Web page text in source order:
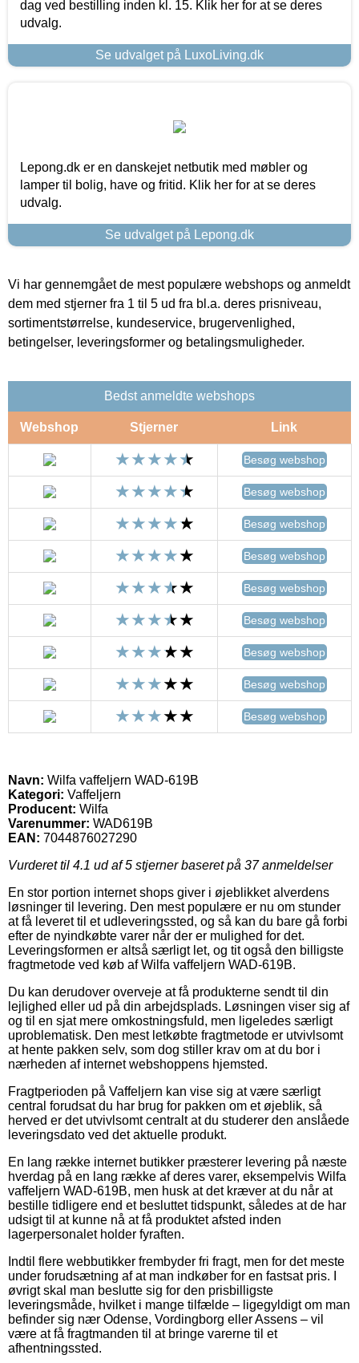
dag ved bestilling inden kl. 15. Klik her for at se deres
udvalg.
Se udvalget på LuxoLiving.dk
Lepong.dk er en danskejet netbutik med møbler og
lamper til bolig, have og fritid. Klik her for at se deres
udvalg.
Se udvalget på Lepong.dk
Vi har gennemgået de mest populære webshops og anmeldt
dem med stjerner fra 1 til 5 ud fra bl.a. deres prisniveau,
sortimentstørrelse, kundeservice, brugervenlighed,
betingelser, leveringsformer og betalingsmuligheder.
Bedst anmeldte webshops
Webshop Stjerner Link
Besøg webshop
Besøg webshop
Besøg webshop
Besøg webshop
Besøg webshop
Besøg webshop
Besøg webshop
Besøg webshop
Besøg webshop
Navn: Wilfa vaffeljern WAD-619B
Kategori: Vaffeljern
Producent: Wilfa
Varenummer: WAD619B
EAN: 7044876027290
Vurderet til 4.1 ud af 5 stjerner baseret på 37anmeldelser
En stor portion internet shops giver i øjeblikket alverdens
løsninger til levering. Den mest populære er nu om stunder
at få leveret til et udleveringssted, og så kan du bare gå forbi
efter de nyindkøbte varer når der er mulighed for det.
Leveringsformen er altså særligt let, og tit også den billigste
fragtmetode ved køb af Wilfa vaffeljern WAD-619B.
Du kan derudover overveje at få produkterne sendt til din
lejlighed eller ud på din arbejdsplads. Løsningen viser sig af
og til en sjat mere omkostningsfuld, men ligeledes særligt
uproblematisk. Den mest letkøbte fragtmetode er utvivlsomt
at hente pakken selv, som dog stiller krav om at du bor i
nærheden af internet webshoppens hjemsted.
Fragtperioden på Vaffeljern kan vise sig at være særligt
central forudsat du har brug for pakken om et øjeblik, så
herved er det utvivlsomt centralt at du studerer den anslåede
leveringsdato ved det aktuelle produkt.
En lang række internet butikker præsterer levering på næste
hverdag på en lang række af deres varer, eksempelvis Wilfa
vaffeljern WAD-619B, men husk at det kræver at du når at
bestille tidligere end et besluttet tidspunkt, således at de har
udsigt til at kunne nå at få produktet afsted inden
lagerpersonalet holder fyraften.
Indtil flere webbutikker frembyder fri fragt, men for det meste
under forudsætning af at man indkøber for en fastsat pris. I
øvrigt skal man beslutte sig for den prisbilligste
leveringsmåde, hvilket i mange tilfælde – ligegyldigt om man
befinder sig nær Odense, Vordingborg eller Assens – vil
være at få fragtmanden til at bringe varerne til et
afhentningssted.